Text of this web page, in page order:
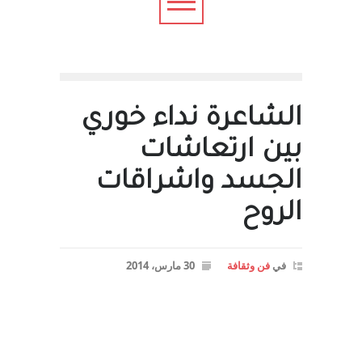
الشاعرة نداء خوري
بين ارتعاشات
الجسد واشراقات
الروح
في فن وثقافة 30 مارس، 2014